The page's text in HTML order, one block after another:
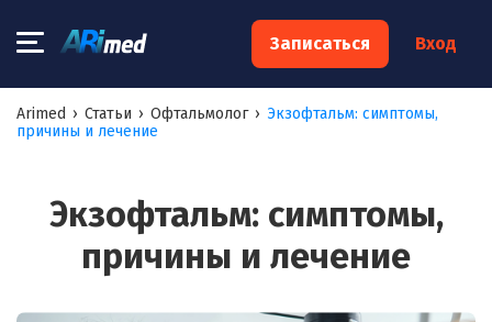
Записаться Вход
Arimed › Статьи › Офтальмолог › Экзофтальм: симптомы,
причины и лечение
Экзофтальм: симптомы,
причины и лечение
×
Запишитесь на консультацию к
Ваш телефон:*